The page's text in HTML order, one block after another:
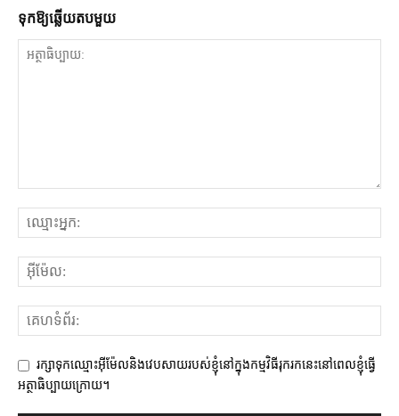
ទុក​ឱ្យ​ឆ្លើយ​តប​មួយ
រក្សាទុកឈ្មោះអ៊ីម៉ែលនិងវេបសាយរបស់ខ្ញុំនៅក្នុងកម្មវិធីរុករកនេះនៅពេលខ្ញុំធ្វើ
អត្ថាធិប្បាយក្រោយ។